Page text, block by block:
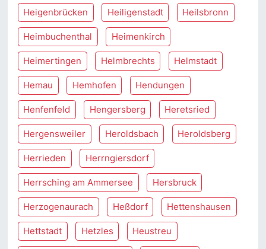
Heigenbrücken Heiligenstadt Heilsbronn
Heimbuchenthal Heimenkirch
Heimertingen Helmbrechts Helmstadt
Hemau Hemhofen Hendungen
Henfenfeld Hengersberg Heretsried
Hergensweiler Heroldsbach Heroldsberg
Herrieden Herrngiersdorf
Herrsching am Ammersee Hersbruck
Herzogenaurach Heßdorf Hettenshausen
Hettstadt Hetzles Heustreu